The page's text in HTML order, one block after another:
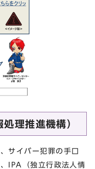
理推進機構）
サイバー犯罪の手口
IPA（独立行政法人情